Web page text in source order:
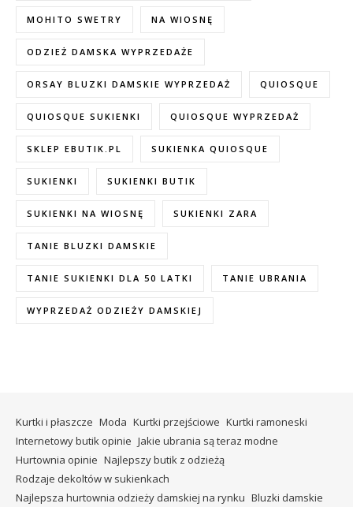
MOHITO SWETRY NA WIOSNĘ
ODZIEŻ DAMSKA WYPRZEDAŻE
ORSAY BLUZKI DAMSKIE WYPRZEDAŻ QUIOSQUE
QUIOSQUE SUKIENKI QUIOSQUE WYPRZEDAŻ
SKLEP EBUTIK.PL SUKIENKA QUIOSQUE
SUKIENKI SUKIENKI BUTIK
SUKIENKI NA WIOSNĘ SUKIENKI ZARA
TANIE BLUZKI DAMSKIE
TANIE SUKIENKI DLA 50 LATKI TANIE UBRANIA
WYPRZEDAŻ ODZIEŻY DAMSKIEJ
Kurtki i płaszcze Moda Kurtki przejściowe Kurtki ramoneski
Internetowy butik opinie Jakie ubrania są teraz modne
Hurtownia opinie Najlepszy butik z odzieżą
Rodzaje dekoltów w sukienkach
Najlepsza hurtownia odzieży damskiej na rynku Bluzki damskie